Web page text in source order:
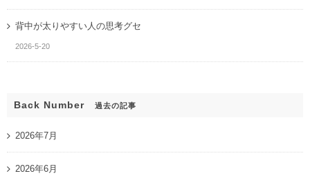
背中が太りやすい人の思考グセ
2026-5-20
Back Number 過去の記事
2026年7月
2026年6月